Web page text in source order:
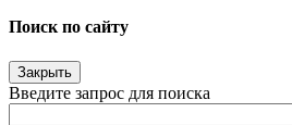
Поиск по сайту
Закрыть
Введите запрос для поиска